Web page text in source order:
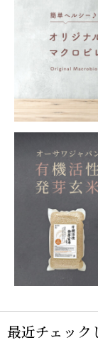
最近チェック